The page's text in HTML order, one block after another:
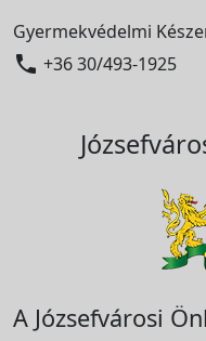
Gyermekvédelmi
 +36 30/493-1925
A Józsefvárosi